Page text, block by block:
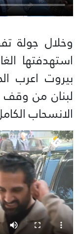
وخلال جولة
استهدفتها
بيروت اعرب
لبنان من وقف
الانسحاب